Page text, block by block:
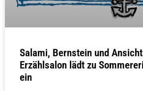
Salami, Bernstein und
Erzählsalon lädt zu
ein